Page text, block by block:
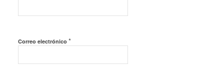
Correo electrónico *